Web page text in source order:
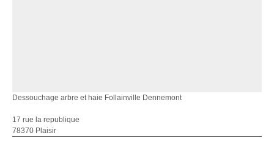
Dessouchage arbre et haie Follainville Dennemont
17 rue la republique
78370 Plaisir